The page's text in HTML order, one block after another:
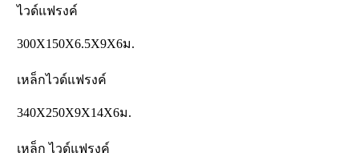
ไวด์แฟรงค์
300X150X6.5X9X6ม.
เหล็กไวด์แฟรงค์
340X250X9X14X6ม.
เหล็ก ไวด์แฟรงค์